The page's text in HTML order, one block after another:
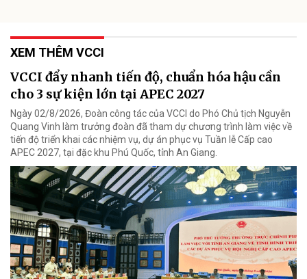
XEM THÊM VCCI
VCCI đẩy nhanh tiến độ, chuẩn hóa hậu cần
cho 3 sự kiện lớn tại APEC 2027
Ngày 02/8/2026, Đoàn công tác của VCCI do Phó Chủ tịch Nguyễn
Quang Vinh làm trưởng đoàn đã tham dự chương trình làm việc về
tiến độ triển khai các nhiệm vụ, dự án phục vụ Tuần lễ Cấp cao
APEC 2027, tại đặc khu Phú Quốc, tỉnh An Giang.